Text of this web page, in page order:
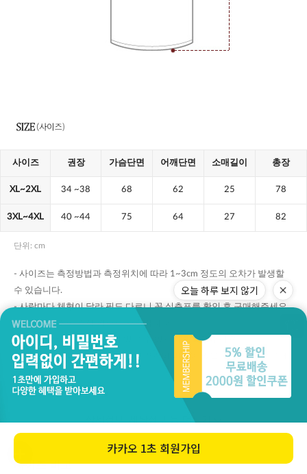
오늘 하루 보지 않기
카카오 1초 회원가입